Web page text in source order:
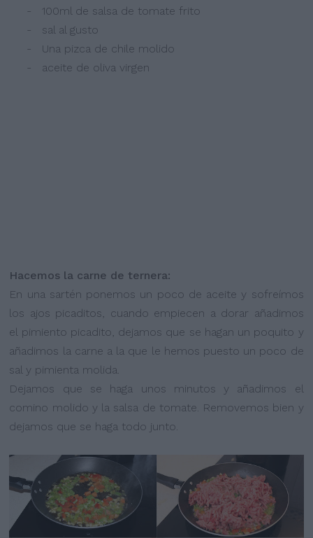
- 100ml de salsa de tomate frito
- sal al gusto
- Una pizca de chile molido
- aceite de oliva virgen
Hacemos la carne de ternera:
En una sartén ponemos un poco de aceite y sofreímos
los ajos picaditos, cuando empiecen a dorar añadimos
el pimiento picadito, dejamos que se hagan un poquito y
añadimos la carne a la que le hemos puesto un poco de
sal y pimienta molida.
Dejamos que se haga unos minutos y añadimos el
comino molido y la salsa de tomate. Removemos bien y
dejamos que se haga todo junto.